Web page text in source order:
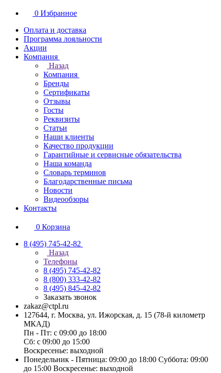
0 Избранное
Оплата и доставка
Программа лояльности
Акции
Компания
Назад
Компания
Бренды
Сертификаты
Отзывы
Госты
Реквизиты
Статьи
Наши клиенты
Качество продукции
Гарантийные и сервисные обязательства
Наша команда
Словарь терминов
Благодарственные письма
Новости
Видеообзоры
Контакты
0 Корзина
8 (495) 745-42-82
Назад
Телефоны
8 (495) 745-42-82
8 (800) 333-42-82
8 (495) 845-42-82
Заказать звонок
zakaz@ctpl.ru
127644, г. Москва, ул. Ижорская, д. 15 (78-й километр
МКАД)
Пн - Пт: с 09:00 до 18:00
Сб: с 09:00 до 15:00
Воскресенье: выходной
Понедельник - Пятница: 09:00 до 18:00 Суббота: 09:00
до 15:00 Воскресенье: выходной